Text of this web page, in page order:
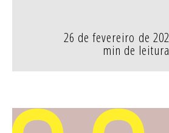
26 de fevereiro de
min de leitura